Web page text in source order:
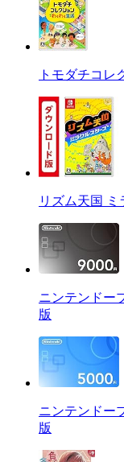
トモダチコレ
リズム天国
ニンテンドー
版
ニンテンドー
版